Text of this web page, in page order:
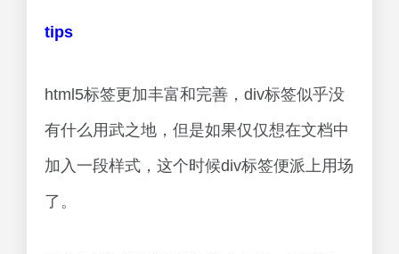
tips
html5标签更加丰富和完善，div标签似乎没
有什么用武之地，但是如果仅仅想在文档中
加入一段样式，这个时候div标签便派上用场
了。